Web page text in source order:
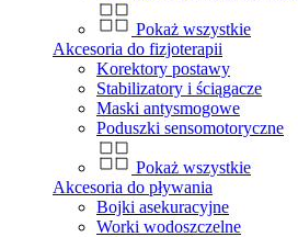
Pokaż wszystkie
Akcesoria do fizjoterapii
Korektory postawy
Stabilizatory i ściągacze
Maski antysmogowe
Poduszki sensomotoryczne
Pokaż wszystkie
Akcesoria do pływania
Bojki asekuracyjne
Worki wodoszczelne